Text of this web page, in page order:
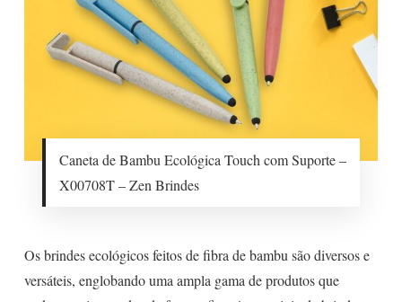
Caneta de Bambu Ecológica Touch com Suporte –
X00708T – Zen Brindes
Os brindes ecológicos feitos de fibra de bambu são diversos e
versáteis, englobando uma ampla gama de produtos que